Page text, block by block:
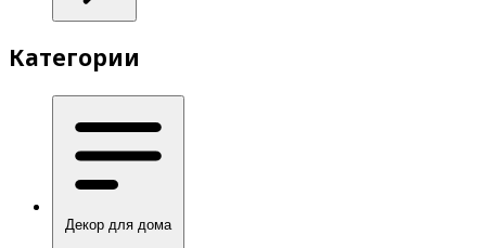
Категории
Декор для дома